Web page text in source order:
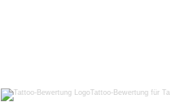
Tattoo-Bewertung für